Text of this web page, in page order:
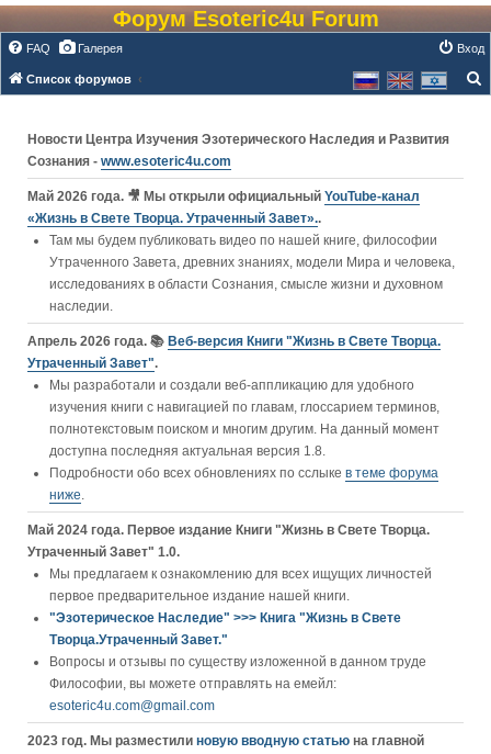
Форум Esoteric4u Forum
FAQ Галерея Вход
Список форумов
Новости Центра Изучения Эзотерического Наследия и Развития
Сознания - www.esoteric4u.com
Май 2026 года. 🎥 Мы открыли официальный YouTube‑канал
«Жизнь в Свете Творца. Утраченный Завет»..
Там мы будем публиковать видео по нашей книге, философии
Утраченного Завета, древних знаниях, модели Мира и человека,
исследованиях в области Сознания, смысле жизни и духовном
наследии.
Апрель 2026 года. 📚 Веб-версия Книги "Жизнь в Свете Творца.
Утраченный Завет".
Мы разработали и создали веб-аппликацию для удобного
изучения книги c навигацией по главам, глоссарием терминов,
полнотекстовым поиском и многим другим. На данный момент
доступна последняя актуальная версия 1.8.
Подробности обо всех обновлениях по сслыке в теме форума
ниже.
Май 2024 года. Первое издание Книги "Жизнь в Свете Творца.
Утраченный Завет" 1.0.
Мы предлагаем к ознакомлению для всех ищущих личностей
первое предварительное издание нашей книги.
"Эзотерическое Наследие" >>> Книга "Жизнь в Свете
Творца.Утраченный Завет."
Вопросы и отзывы по существу изложенной в данном труде
Философии, вы можете отправлять на емейл:
esoteric4u.com@gmail.com
2023 год. Мы разместили новую вводную статью на главной